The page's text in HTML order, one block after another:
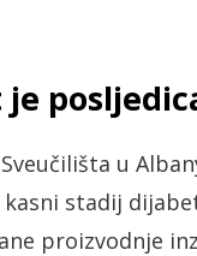
u
stadij
proizvodnje